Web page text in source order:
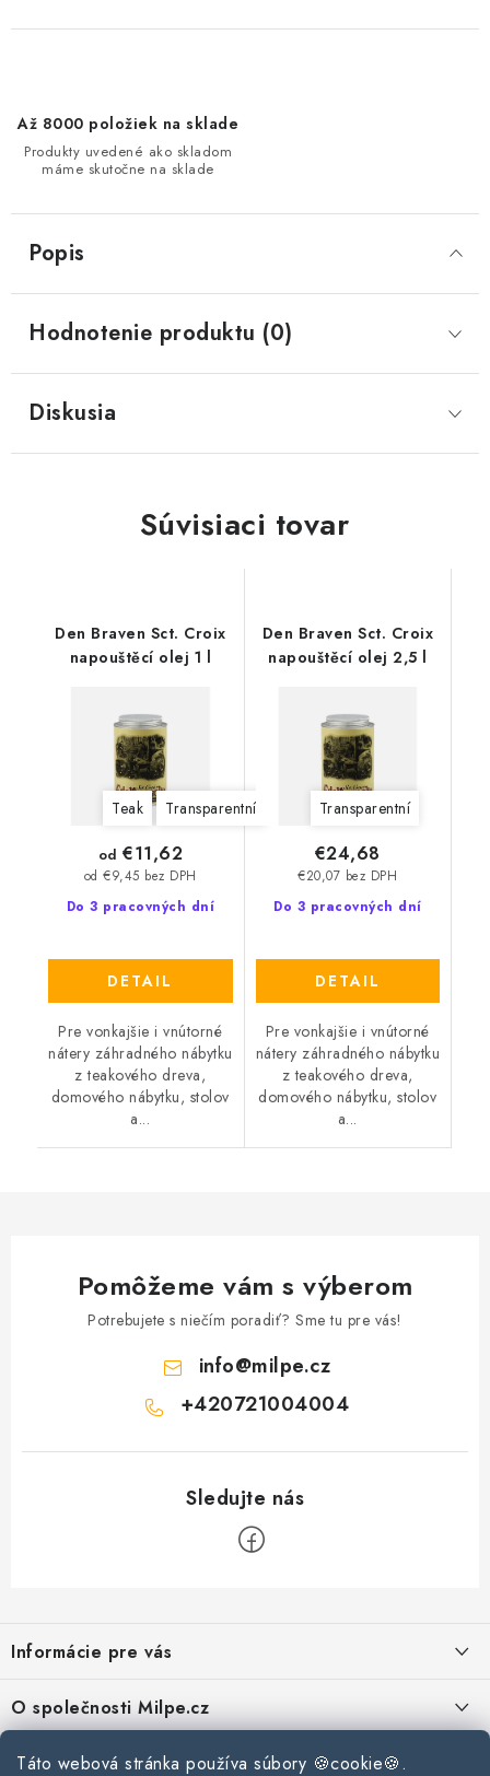
Táto webová stránka používa súbory 🍪cookie🍪.
Až 8000 položiek na sklade
Produkty uvedené ako skladom
máme skutočne na sklade
Popis
Hodnotenie produktu (0)
Diskusia
Súvisiaci tovar
Den Braven Sct. Croix
napouštěcí olej 1 l
Teak Transparentní
Do 3 pracovných dní
od €9,45 bez DPH
od €11,62
DETAIL
Pre vonkajšie i vnútorné
nátery záhradného nábytku
z teakového dreva,
domového nábytku, stolov
a...
Den Braven Sct. Croix
napouštěcí olej 2,5 l
Transparentní
Do 3 pracovných dní
€20,07 bez DPH
€24,68
DETAIL
Pre vonkajšie i vnútorné
nátery záhradného nábytku
z teakového dreva,
domového nábytku, stolov
a...
Pomôžeme vám s výberom
Potrebujete s niečím poradiť? Sme tu pre vás!
info@milpe.cz
+420721004004
p
ä
t
Informácie pre vás
Reklamace a vrácení zboží
Zásady používania súborov cookie
O společnosti Milpe.cz
Často sa nás pýtate
Kontakty